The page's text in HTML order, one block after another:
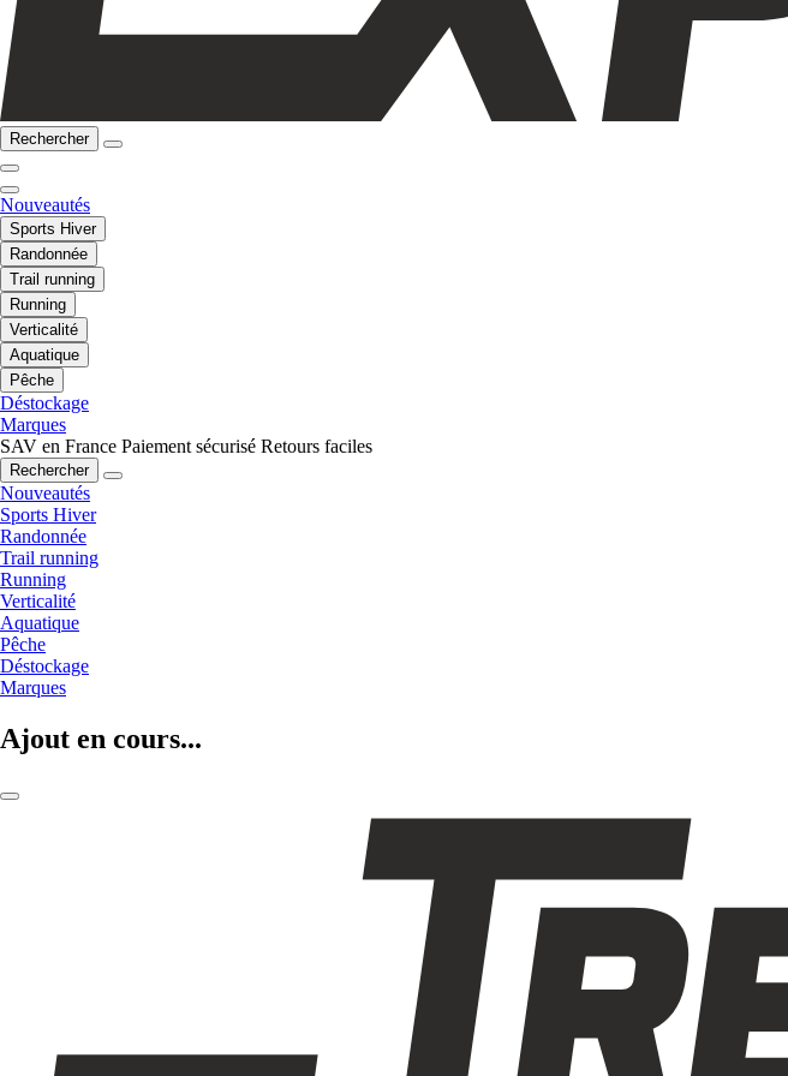
Rechercher
Nouveautés
Sports Hiver
Randonnée
Trail running
Running
Verticalité
Aquatique
Pêche
Déstockage
Marques
SAV en France Paiement sécurisé Retours faciles
Rechercher
Nouveautés
Sports Hiver
Randonnée
Trail running
Running
Verticalité
Aquatique
Pêche
Déstockage
Marques
Ajout en cours...